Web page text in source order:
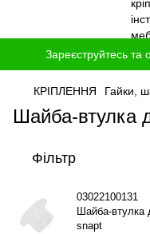
Зареєструйтесь та
КРІПЛЕННЯ Гайки,
Шайба-втулка
Фільтр
03022100131
Шайба-втулка
snapt